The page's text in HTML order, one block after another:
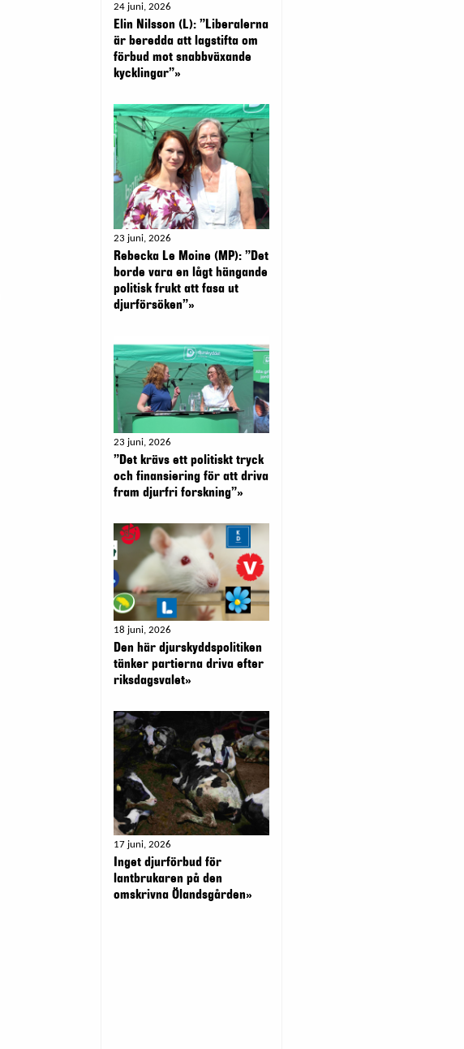
24 juni, 2026
Elin Nilsson (L): ”Liberalerna
är beredda att lagstifta om
förbud mot snabbväxande
kycklingar”»
23 juni, 2026
Rebecka Le Moine (MP): ”Det
borde vara en lågt hängande
politisk frukt att fasa ut
djurförsöken”»
23 juni, 2026
”Det krävs ett politiskt tryck
och finansiering för att driva
fram djurfri forskning”»
18 juni, 2026
Den här djurskyddspolitiken
tänker partierna driva efter
riksdagsvalet»
17 juni, 2026
Inget djurförbud för
lantbrukaren på den
omskrivna Ölandsgården»